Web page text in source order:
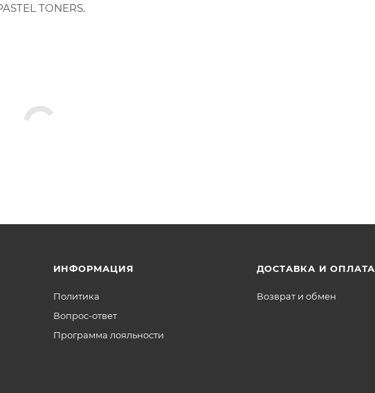
TONERS.
ИНФОРМАЦИЯ
Политика
Вопрос-ответ
Программа лояльности
ДОСТАВКА И ОПЛАТА
Возврат и обмен